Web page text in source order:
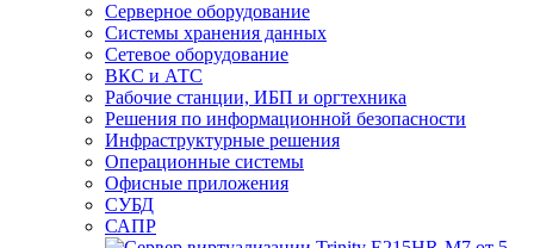
Серверное оборудование
Системы хранения данных
Сетевое оборудование
ВКС и АТС
Рабочие станции, ИБП и оргтехника
Решения по информационной безопасности
Инфраструктурные решения
Операционные системы
Офисные приложения
СУБД
САПР